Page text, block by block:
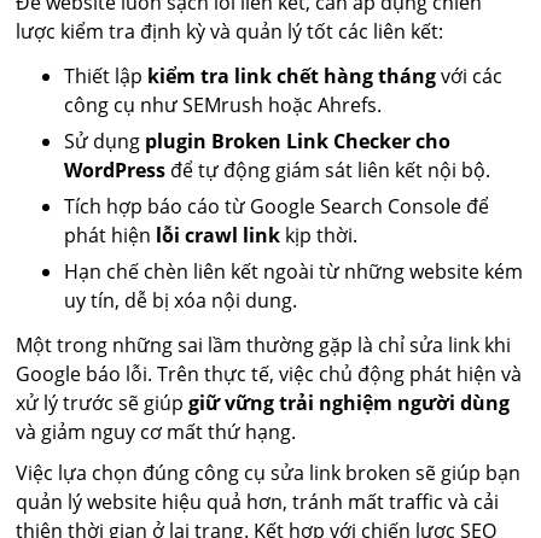
lược kiểm tra định kỳ và quản lý tốt các liên kết:
Thiết lập kiểm tra link chết hàng thángvới các
công cụ như SEMrush hoặc Ahrefs.
Sử dụng plugin Broken Link Checker cho
WordPress để tự động giám sát liên kết nội bộ.
Tích hợp báo cáo từ Google Search Console để
phát hiện lỗi crawl link kịp thời.
Hạn chế chèn liên kết ngoài từ những website kém
uy tín, dễ bị xóa nội dung.
Một trong những sai lầm thường gặp là chỉ sửa link khi
Google báo lỗi. Trên thực tế, việc chủ động phát hiện và
xử lý trước sẽ giúpgiữ vững trải nghiệm người dùng
và giảm nguy cơ mất thứ hạng.
Việc lựa chọn đúng công cụ sửa link broken sẽ giúp bạn
quản lý website hiệu quả hơn, tránh mất traffic và cải
thiện thời gian ở lại trang. Kết hợp với chiến lược SEO